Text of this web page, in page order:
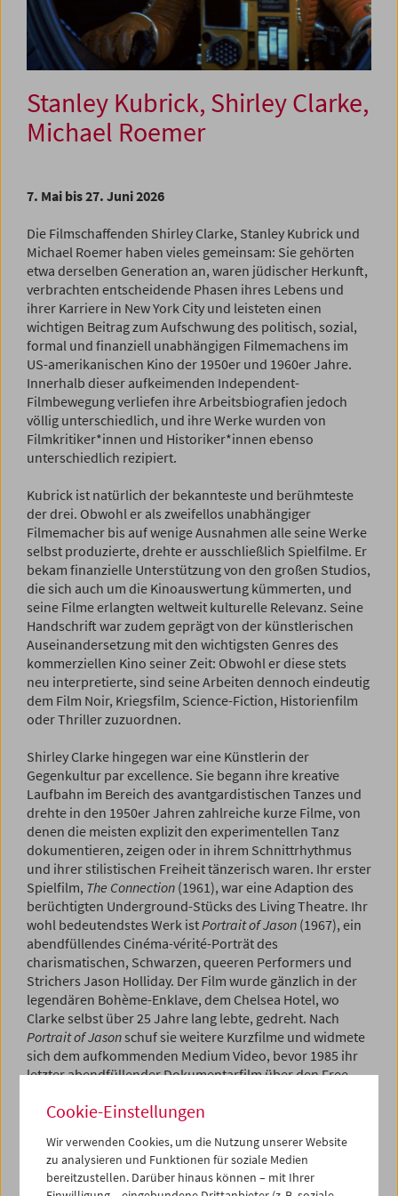
Stanley Kubrick, Shirley Clarke,
Michael Roemer
7. Mai bis 27. Juni 2026
Die Filmschaffenden Shirley Clarke, Stanley Kubrick und
Michael Roemer haben vieles gemeinsam: Sie gehörten
etwa derselben Generation an, waren jüdischer Herkunft,
verbrachten entscheidende Phasen ihres Lebens und
ihrer Karriere in New York City und leisteten einen
wichtigen Beitrag zum Aufschwung des politisch, sozial,
formal und finanziell unabhängigen Filmemachens im
US-amerikanischen Kino der 1950er und 1960er Jahre.
Innerhalb dieser aufkeimenden Independent-
Filmbewegung verliefen ihre Arbeitsbiografien jedoch
völlig unterschiedlich, und ihre Werke wurden von
Filmkritiker*innen und Historiker*innen ebenso
unterschiedlich rezipiert.
Kubrick ist natürlich der bekannteste und berühmteste
der drei. Obwohl er als zweifellos unabhängiger
Filmemacher bis auf wenige Ausnahmen alle seine Werke
selbst produzierte, drehte er ausschließlich Spielfilme. Er
bekam finanzielle Unterstützung von den großen Studios,
die sich auch um die Kinoauswertung kümmerten, und
seine Filme erlangten weltweit kulturelle Relevanz. Seine
Handschrift war zudem geprägt von der künstlerischen
Auseinandersetzung mit den wichtigsten Genres des
kommerziellen Kino seiner Zeit: Obwohl er diese stets
neu interpretierte, sind seine Arbeiten dennoch eindeutig
dem Film Noir, Kriegsfilm, Science-Fiction, Historienfilm
oder Thriller zuzuordnen.
Shirley Clarke hingegen war eine Künstlerin der
Gegenkultur par excellence. Sie begann ihre kreative
Laufbahn im Bereich des avantgardistischen Tanzes und
drehte in den 1950er Jahren zahlreiche kurze Filme, von
denen die meisten explizit den experimentellen Tanz
dokumentieren, zeigen oder in ihrem Schnittrhythmus
und ihrer stilistischen Freiheit tänzerisch waren. Ihr erster
Spielfilm, The Connection (1961), war eine Adaption des
berüchtigten Underground-Stücks des Living Theatre. Ihr
wohl bedeutendstes Werk istPortrait of Jason (1967), ein
abendfüllendes Cinéma-vérité-Porträt des
charismatischen, Schwarzen, queeren Performers und
Strichers Jason Holliday. Der Film wurde gänzlich in der
legendären Bohème-Enklave, dem Chelsea Hotel, wo
Clarke selbst über 25 Jahre lang lebte, gedreht. Nach
Portrait of Jasonschuf sie weitere Kurzfilme und widmete
sich dem aufkommenden Medium Video, bevor 1985 ihr
letzter abendfüllender Dokumentarfilm über den Free-
arbeitete in trotziger Opposition zum kulturellen und
schenkte. Aber sie war von den 1950er Jahren bis zu
ihrem Tod 1997 ein geschätztes und einflussreiches
Mitglied der experimentellen Kunstszene New Yorks. In
Cookie-Einstellungen
Wir verwenden Cookies, um die Nutzung unserer Website
zu analysieren und Funktionen für soziale Medien
bereitzustellen. Darüber hinaus können – mit Ihrer